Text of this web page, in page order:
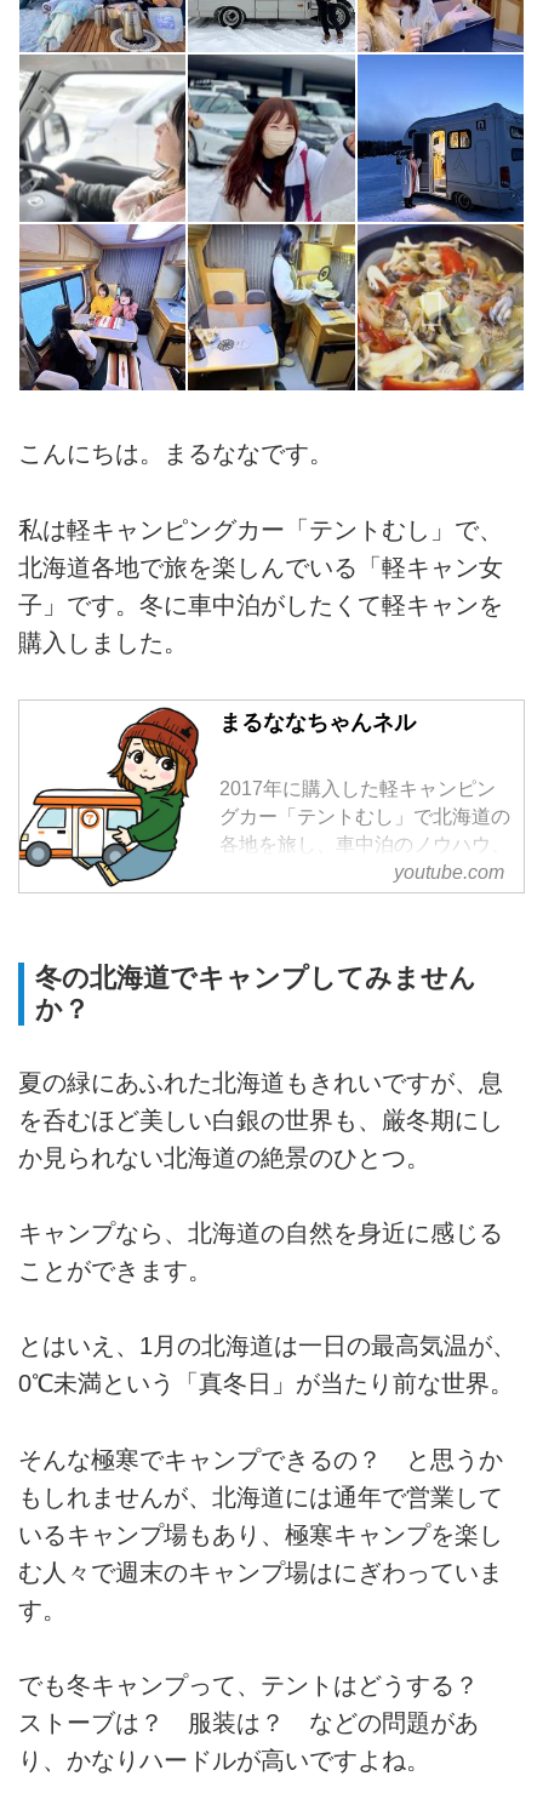
こんにちは。まるななです。
私は軽キャンピングカー「テントむし」で、
北海道各地で旅を楽しんでいる「軽キャン女
子」です。冬に車中泊がしたくて軽キャンを
購入しました。
まるななちゃんネル
2017年に購入した軽キャンピン
グカー「テントむし」で北海道の
各地を旅し、車中泊のノウハウ、
軽キャンピングカー使い勝手、登
山、キャンプの情報を
配信中。
をする、自称軽キャン女子（軽キ
ャンピングカーに乗る女性のこ
と）。「軽キャン女子」という言
葉を流行らせるのが密かな野望で
各SNSでお知らせ。
youtube.com
冬の北海道でキャンプしてみません
か？
夏の緑にあふれた北海道もきれいですが、息
を呑むほど美しい白銀の世界も、厳冬期にし
か見られない北海道の絶景のひとつ。
キャンプなら、北海道の自然を身近に感じる
ことができます。
とはいえ、1月の北海道は一日の最高気温が、
0℃未満という「真冬日」が当たり前な世界。
そんな極寒でキャンプできるの？ と思うか
もしれませんが、北海道には通年で営業して
いるキャンプ場もあり、極寒キャンプを楽し
む人々で週末のキャンプ場はにぎわっていま
す。
でも冬キャンプって、テントはどうする？
ストーブは？ 服装は？ などの問題があ
り、かなりハードルが高いですよね。